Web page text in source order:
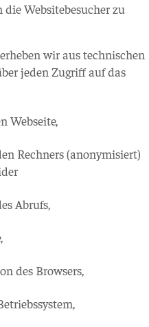
Websitebesucher zu
wir aus technischen
jeden Zugriff auf das
Webseite,
Rechners (anonymisiert)
Abrufs,
des Browsers,